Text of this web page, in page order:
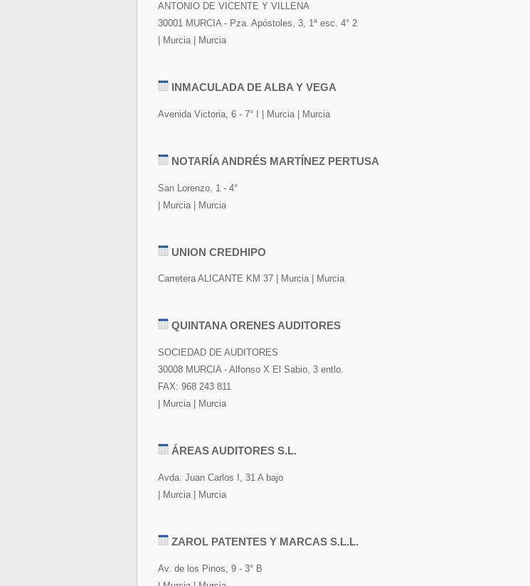
ANTONIO DE VICENTE Y VILLENA
30001 MURCIA - Pza. Apóstoles, 3, 1ª esc. 4° 2
| Murcia | Murcia
INMACULADA DE ALBA Y VEGA
Avenida Victoria, 6 - 7° I | Murcia | Murcia
NOTARÍA ANDRÉS MARTÍNEZ PERTUSA
San Lorenzo, 1 - 4°
| Murcia | Murcia
UNION CREDHIPO
Carretera ALICANTE KM 37 | Murcia | Murcia
QUINTANA ORENES AUDITORES
SOCIEDAD DE AUDITORES
30008 MURCIA - Alfonso X El Sabio, 3 entlo.
FAX: 968 243 811
| Murcia | Murcia
ÁREAS AUDITORES S.L.
Avda. Juan Carlos I, 31 A bajo
| Murcia | Murcia
ZAROL PATENTES Y MARCAS S.L.L.
Av. de los Pinos, 9 - 3° B